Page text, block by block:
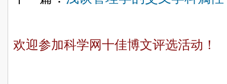
欢迎参加科学网十佳博文评选活动！